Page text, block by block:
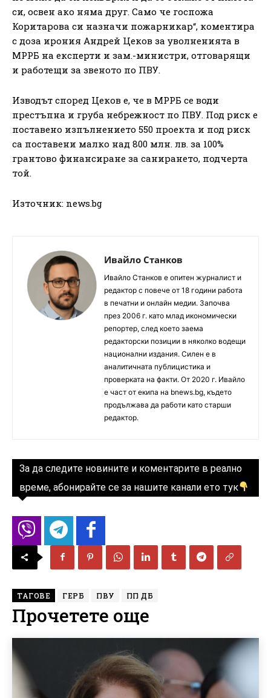
си, освен ако няма друг. Само че госпожа
Коритарова си назначи пожарникар“, коментира
с доза ирония Андрей Цеков за уволненията в
МРРБ на експерти и зам.-министри, отговарящи
и работещи за звеното по ПВУ.
Изводът според Цеков е, че в МРРБ се води
престъпна и груба небрежност по ПВУ. Под риск е
поставено изпълнението 550 проекта и под риск
са поставени малко над 800 млн. лв. за 100%
грантово финансиране за санирането, подчерта
той.
Източник: news.bg
Ивайло Станков
Ивайло Станков е опитен журналист и
редактор с повече от 18 години работа
в печатни и онлайн медии. Започва
през 2006 г. като млад икономически
репортер, след което заема
редакторски позиции в няколко водещи
национални издания. Силен е в
аналитичната публицистика и
проверката на факти. От 2020 г. Ивайло
е част от екипа на bnews.bg, където
продължава да работи като старши
редактор.
За да следите новините и коментарите в реално
време, абонирайте се за нашите канали ето тук
ТАГОВЕ ГЕРБ ПВУ ПП ДБ
Прочетете още